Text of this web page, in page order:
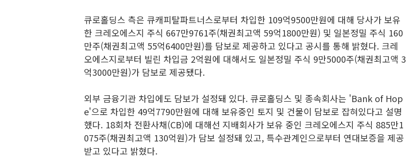
큐로홀딩스 측은 큐캐피탈파트너스로부터 차입한 109억9500만원에 대해 당사가 보유
한 크레오에스지 주식 667만9761주(채권최고액 59억1800만원) 및 일본정밀 주식 160
만주(채권최고액 55억6400만원)를 담보로 제공하고 있다고 공시를 통해 밝혔다. 크레
오에스지로부터 빌린 차입금 2억원에 대해서도 일본정밀 주식 9만5000주(채권최고액 3
억3000만원)가 담보로 제공됐다.
외부 금융기관 차입에도 담보가 설정돼 있다. 큐로홀딩스 및 종속회사는 'Bank of Hop
e'으로 차입한 49억7790만원에 대해 보유중인 토지 및 건물이 담보로 잡혀있다고 설명
했다. 18회차 전환사채(CB)에 대해선 지배회사가 보유 중인 크레오에스지 주식 885만1
075주(채권최고액 130억원)가 담보 설정돼 있고, 특수관계인으로부터 연대보증을 제공
받고 있다고 밝혔다.